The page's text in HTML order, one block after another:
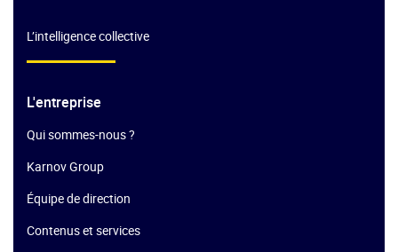
L’intelligence collective
L'entreprise
Qui sommes-nous ?
Karnov Group
Équipe de direction
Contenus et services